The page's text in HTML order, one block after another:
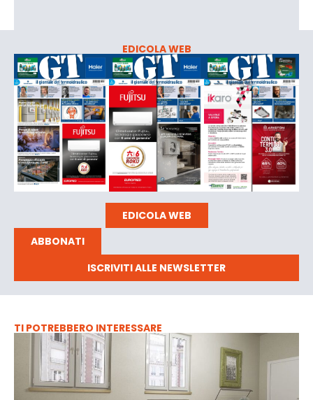
EDICOLA WEB
EDICOLA WEB
ABBONATI
ISCRIVITI ALLE NEWSLETTER
TI POTREBBERO INTERESSARE